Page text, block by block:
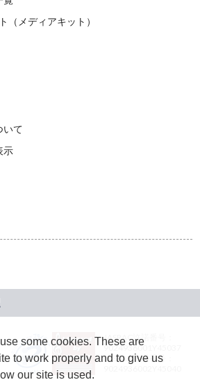
メディアキット）
いて
示
JASRAC許諾番号：
9024936001Y45037
JASRAC許諾番号：
some cookies. These are
to work properly and to give us
our site is used.